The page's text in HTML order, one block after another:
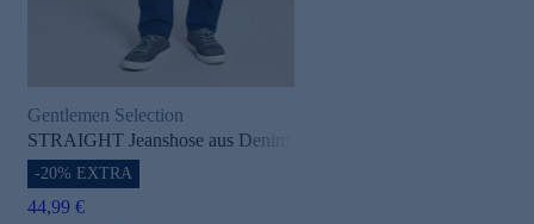
Gentlemen Selection
STRAIGHT Jeanshose aus Denim
-20% EXTRA
44,99 €